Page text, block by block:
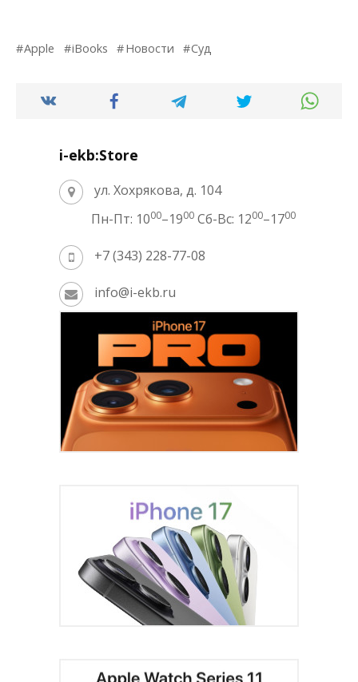
Apple iBooks Новости Суд
i-ekb:Store
ул. Хохрякова, д. 104
Пн-Пт: 1000–1900 Сб-Вс: 1200–1700
+7 (343) 228-77-08
info@i-ekb.ru